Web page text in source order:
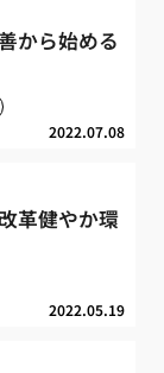
から始める
2022.07.08
革健やか環
2022.05.19